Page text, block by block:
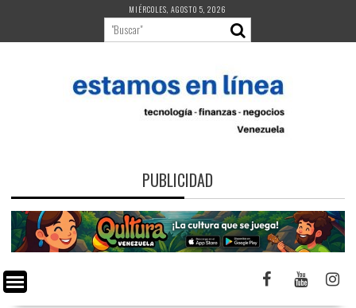
contenido
MIÉRCOLES, AGOSTO 5, 2026
PUBLICIDAD